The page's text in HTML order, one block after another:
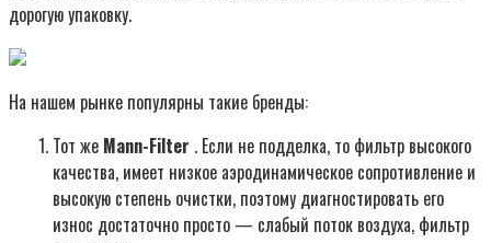
дорогую упаковку.
На нашем рынке популярны такие бренды:
Тот же Mann-Filter . Если не подделка, то фильтр высокого
качества, имеет низкое аэродинамическое сопротивление и
высокую степень очистки, поэтому диагностировать его
износ достаточно просто — слабый поток воздуха, фильтр